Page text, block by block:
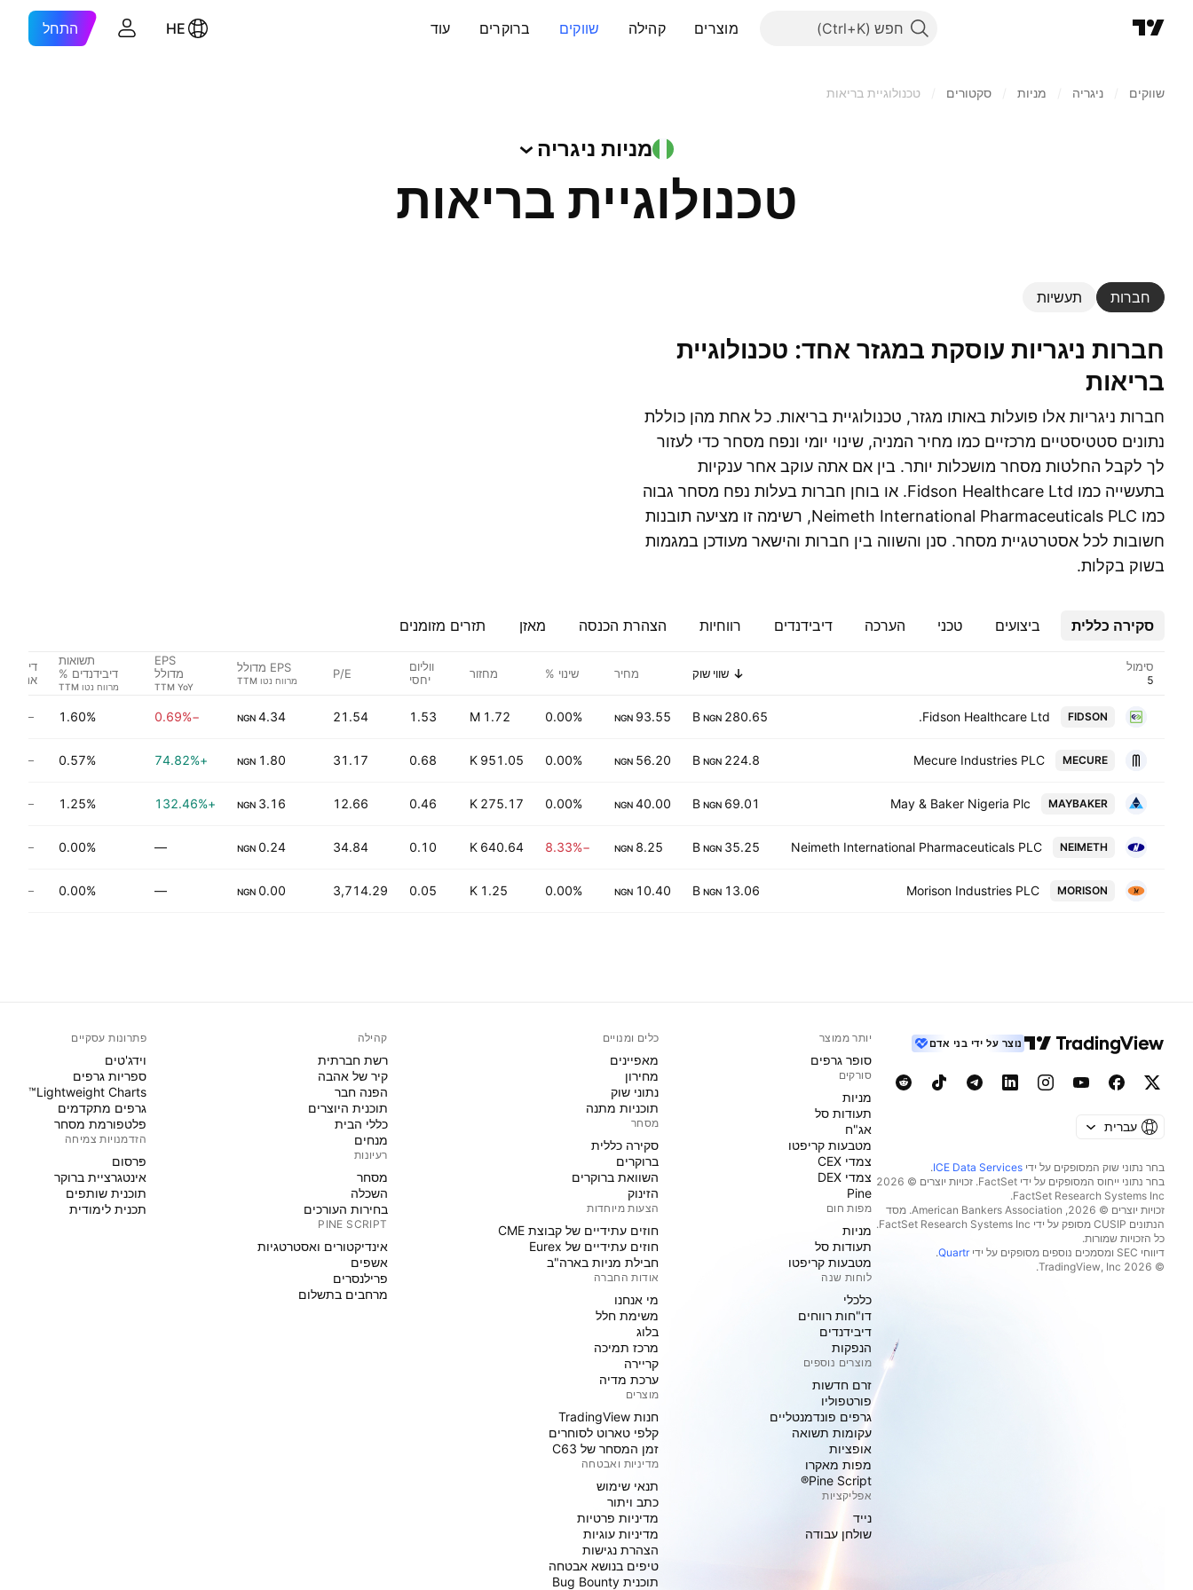
חפש מוצרים קהילה שווקים ברוקרים עוד HE התחל
שווקים ניגריה מניות‏ סקטורים טכנולוגיית בריאות
מניות ניגריה
טכנולוגיית בריאות
חברות תעשיות
חברות ניגריות עוסקת במגזר אחד: טכנולוגיית
בריאות
חברות ניגריות אלו פועלות באותו מגזר, טכנולוגיית בריאות. כל אחת מהן כוללת
נתונים סטטיסטיים מרכזיים כמו מחיר המניה, שינוי יומי ונפח מסחר כדי לעזור
לך לקבל החלטות מסחר מושכלות יותר. בין אם אתה עוקב אחר ענקיות
בתעשייה כמו Fidson Healthcare Ltd. או בוחן חברות בעלות נפח מסחר גבוה
כמו Neimeth International Pharmaceuticals PLC, רשימה זו מציעה תובנות
חשובות לכל אסטרטגיית מסחר. סנן והשווה בין חברות והישאר מעודכן במגמות
בשוק בקלות.
סקירה כללית ביצועים טכני הערכה דיבידנדים רווחיות הצהרת הכנסה מאזן תזרים מזומנים
סימול שווי שוק מחיר שינוי % מחזור
ווליום
יחסי
P/E EPS מדולל
EPS
מדולל
צמיחה
תשואות
דיבידנדים %
דירוג
FIDSON
Fidson Healthcare Ltd.
280.65 B
NGN
93.55
NGN
0.00%
1.72 M
1.53
21.54
4.34
NGN
−0.69%
1.60%
MECURE
Mecure Industries PLC
224.8 B
NGN
56.20
NGN
0.00%
951.05 K
0.68
31.17
1.80
NGN
+74.82%
0.57%
MAYBAKER
May & Baker Nigeria Plc
69.01 B
NGN
40.00
NGN
0.00%
275.17 K
0.46
12.66
3.16
NGN
+132.46%
1.25%
NEIMETH
Neimeth International Pharmaceuticals PLC
35.25 B
NGN
8.25
NGN
−8.33%
640.64 K
0.10
34.84
0.24
NGN
—
0.00%
MORISON
Morison Industries PLC
13.06 B
NGN
10.40
NGN
0.00%
1.25 K
0.05
3,714.29
0.00
NGN
—
0.00%
נוצר על ידי בני אדם
עברית
בחר נתוני שוק המסופקים על ידי ICE Data Services
.
בחר נתוני ייחוס המסופקים על ידי FactSet. זכויות יוצרים © 2026
זכויות יוצרים © 2026, ‏American Bankers Association. מסד
הנתונים CUSIP מסופק על ידי FactSet Research Systems Inc.
כל הזכויות שמורות.
דיווחי SEC ומסמכים נוספים מסופקים על ידי
Quartr
.
© 2026 ‏TradingView, Inc.‏
יותר ממוצר
סופר גרפים
סורקים
מניות‏
תעודות סל
אג"ח
מטבעות קריפטו
צמדי CEX
צמדי DEX
Pine
מפות חום
מניות‏
תעודות סל
מטבעות קריפטו
לוחות שנה
כלכלי
דו"חות רווחים
דיבידנדים
הנפקות
מוצרים נוספים
זרם חדשות
פורטפוליו
גרפים פונדמנטליים
עקומות תשואה
אופציות
מפות מאקרו
Pine Script®
אפליקציות
נייד
שולחן עבודה
כלים ומנויים
מאפיינים
מחירון
נתוני שוק
תוכניות מתנה
מסחר
סקירה כללית
ברוקרים
השוואת ברוקרים
הזינוק
הצעות מיוחדות
חוזים עתידיים של קבוצת CME
חוזים עתידיים של Eurex
חבילת מניות בארה"ב
אודות החברה
מי אנחנו
משימת חלל
בלוג
מרכז תמיכה
קריירה
ערכת מדיה
מוצרים
חנות TradingView
קלפי טארוט לסוחרים
זמן המסחר של C63
מדיניות ואבטחה
תנאי שימוש
כתב ויתור
מדיניות פרטיות
מדיניות עוגיות
הצהרת נגישות
טיפים בנושא אבטחה
תוכנית Bug Bounty
קהילה
רשת חברתית
קיר של אהבה
הפנה חבר
תוכנית היוצרים
כללי הבית
מנחים
רעיונות
מסחר
השכלה
בחירות העורכים
PINE SCRIPT
אינדיקטורים ואסטרטגיות
אשפים
פרילנסרים
מרחבים בתשלום
פתרונות עסקיים
וידג'טים
ספריות גרפים
Lightweight Charts™
גרפים מתקדמים
פלטפורמת מסחר
הזדמנויות צמיחה
פּרסום
אינטגרציית ברוקר
תוכנית שותפים
תכנית לימודית